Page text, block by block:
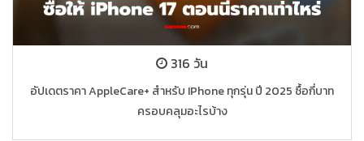
316 วัน
อัปเดตราคา AppleCare+ สำหรับ IPhone ทุกรุ่น ปี 2025 ซื้อกี่บาท
ครอบคลุมอะไรบ้าง